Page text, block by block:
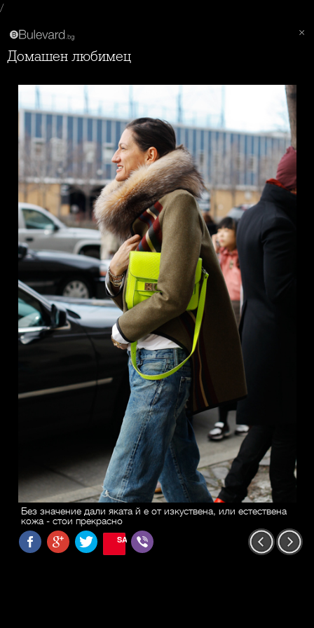
/
Домашен любимец
Без значение дали яката й е от изкуствена, или естествена
кожа - стои прекрасно
SAVE